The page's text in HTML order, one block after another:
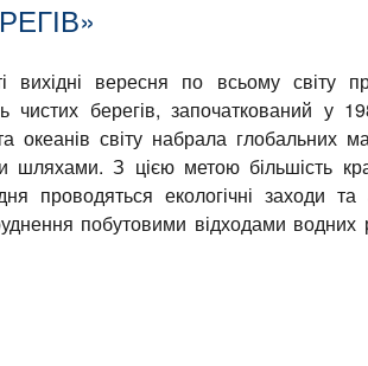
вихідні вересня по всьому світу
чистих берегів, започаткований у
океанів світу набрала глобальних
шляхами. З цією метою більшість
проводяться екологічні заходи та
побутовими відходами водних